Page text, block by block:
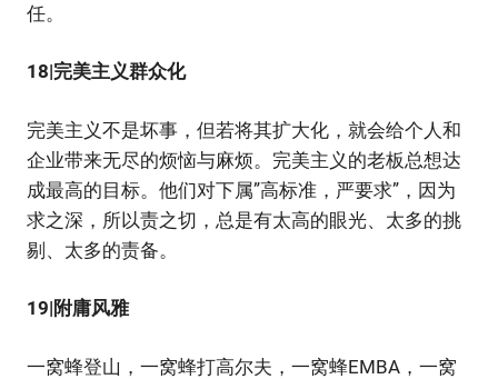
任。
18|完美主义群众化
完美主义不是坏事，但若将其扩大化，就会给个人和
企业带来无尽的烦恼与麻烦。完美主义的老板总想达
成最高的目标。他们对下属”高标准，严要求”，因为
求之深，所以责之切，总是有太高的眼光、太多的挑
剔、太多的责备。
19|附庸风雅
一窝蜂登山，一窝蜂打高尔夫，一窝蜂EMBA，一窝